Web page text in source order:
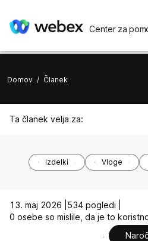
Center za
Domov / Članek
Ta članek velja za:
Izdelki Vloge
13. maj 2026 | 534 pogledi |
0 osebe so mislile, da je to